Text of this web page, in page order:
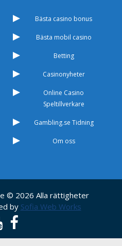
Bästa casino bonus
Bästa mobil casino
Betting
Casinonyheter
Online Casino
Speltillverkare
Gambling.se Tidning
Om oss
© 2026 Alla rättigheter
by Sofia Web Works